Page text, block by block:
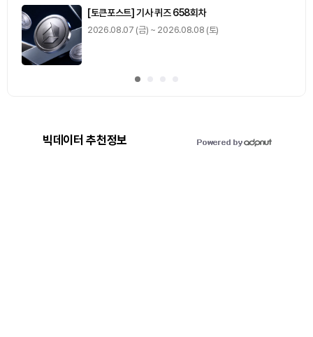
[토큰포스트] 기사 퀴즈 658회차
2026.08.07 (금) ~ 2026.08.08 (토)
빅데이터 추천정보